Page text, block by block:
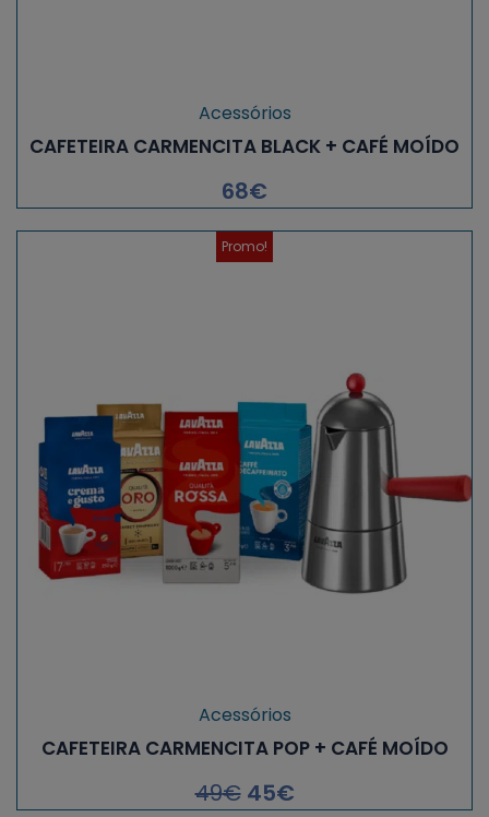
Acessórios
CAFETEIRA CARMENCITA BLACK + CAFÉ MOÍDO
68€
Promo!
Acessórios
CAFETEIRA CARMENCITA POP + CAFÉ MOÍDO
49€ 45€